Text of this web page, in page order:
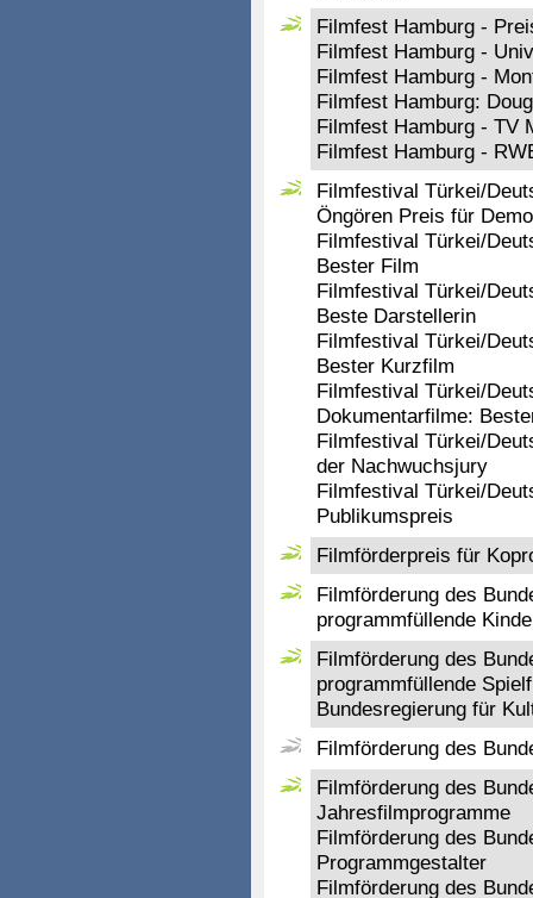
Filmfest Hamburg -
Filmfest Hamburg -
Filmfest Hamburg -
Filmfest Hamburg:
Filmfest Hamburg - TV
Filmfest Hamburg -
Filmfestival Türkei/
Öngören Preis für
Filmfestival Türkei/
Bester Film
Filmfestival Türkei/
Beste Darstellerin
Filmfestival Türkei/
Bester Kurzfilm
Filmfestival Türkei/
Dokumentarfilme:
Filmfestival Türkei/
der Nachwuchsjury
Filmfestival Türkei/
Publikumspreis
Filmförderpreis für
Filmförderung des
programmfüllende
Filmförderung des
programmfüllende
Bundesregierung für
Filmförderung des
Filmförderung des
Jahresfilmprogramme
Filmförderung des
Programmgestalter
Filmförderung des